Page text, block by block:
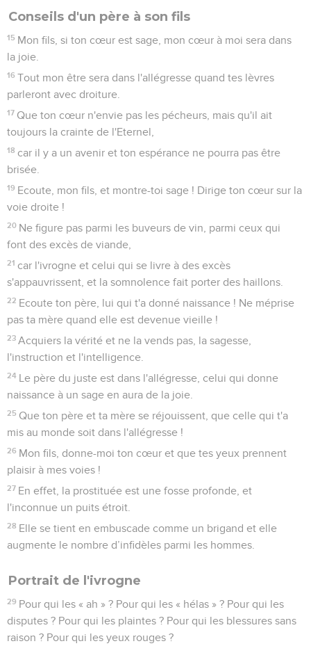
Conseils d'un père à son fils
15 Mon fils, si ton cœur est sage, mon cœur à moi sera dans
la joie.
16 Tout mon être sera dans l'allégresse quand tes lèvres
parleront avec droiture.
17 Que ton cœur n'envie pas les pécheurs, mais qu'il ait
toujours la crainte de l'Eternel,
18 car il y a un avenir et ton espérance ne pourra pas être
brisée.
19 Ecoute, mon fils, et montre-toi sage ! Dirige ton cœur sur la
voie droite !
20 Ne figure pas parmi les buveurs de vin, parmi ceux qui
font des excès de viande,
21 car l'ivrogne et celui qui se livre à des excès
s'appauvrissent, et la somnolence fait porter des haillons.
22 Ecoute ton père, lui qui t'a donné naissance ! Ne méprise
pas ta mère quand elle est devenue vieille !
23 Acquiers la vérité et ne la vends pas, la sagesse,
l'instruction et l'intelligence.
24 Le père du juste est dans l'allégresse, celui qui donne
naissance à un sage en aura de la joie.
25 Que ton père et ta mère se réjouissent, que celle qui t'a
mis au monde soit dans l'allégresse !
26 Mon fils, donne-moi ton cœur et que tes yeux prennent
plaisir à mes voies !
27 En effet, la prostituée est une fosse profonde, et
l'inconnue un puits étroit.
28 Elle se tient en embuscade comme un brigand et elle
augmente le nombre d’infidèles parmi les hommes.
Portrait de l'ivrogne
29 Pour qui les « ah » ? Pour qui les « hélas » ? Pour qui les
disputes ? Pour qui les plaintes ? Pour qui les blessures sans
raison ? Pour qui les yeux rouges ?